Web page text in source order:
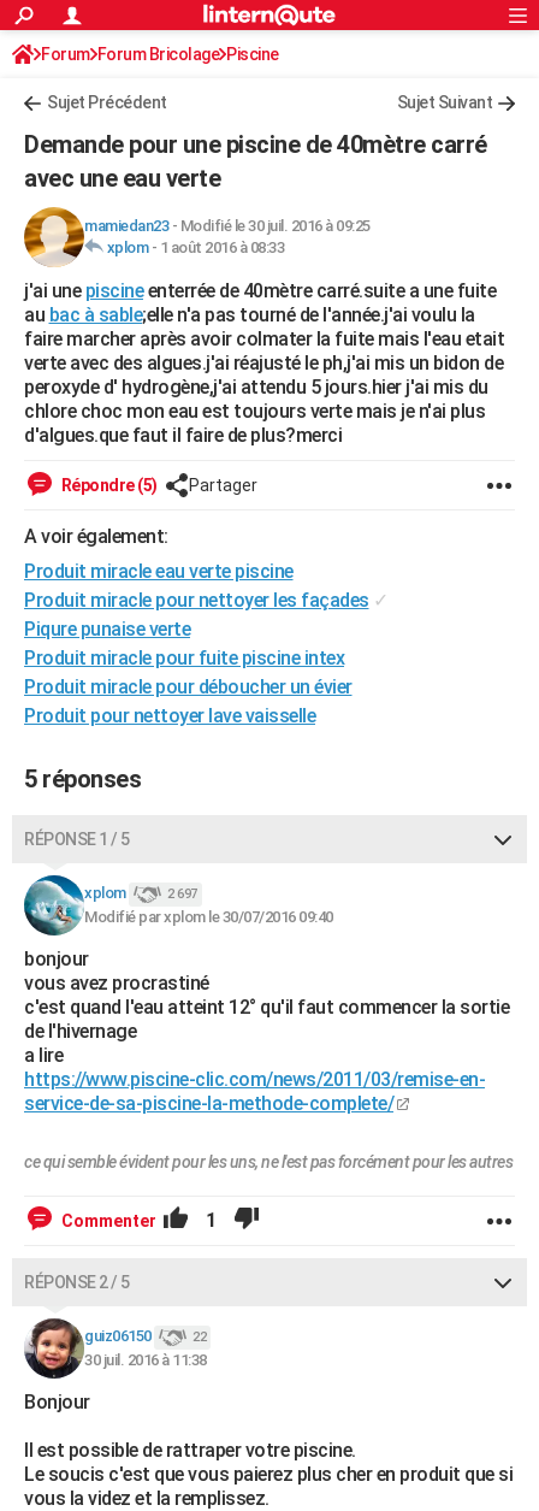
ACTUALITÉS
Politique
Société
Faits Divers
Education
Monde
Villes
+
FINANCE
Retraite
Impôts
Epargne
Immobilier
Risques naturels par ville
Banque
Assurance
Crédit
AUTO
Essais
Réserver un essai
Citadines
Berlines
SUV
Forum auto
HIGH-TECH
Mobiles
Meilleur smartphone
Internet
Ordinateurs
Jeux vidéo
Guide high-tech
+BRICOLAGE
Forum
Aménagement intérieur
Extérieur
Cuisine
Salle de bains
Jardinage
Rangement
WEEK-END
Guides de France
Escapades
Patrimoine
Expositions
Musées
Week-end nature
+LIFESTYLE
SANTE
Destinations
City break
Voyage nature
Voyage de noces
Forum
Climat
+PHOTO
GUIDES D'ACHAT
BONS PLANS
CARTE DE VOEUX
S'inscrire
Se connecter
Lycées
Collèges
Primaires
Universités
Entreprises
Service militaire
Avis de recherche
AVIS DE DÉCÈS
FORUM
Bricolage
Lifestyle
Culture
Sport
Auto
Television
Voyage
Cinema
S'inscrire
Connexion
Forum Forum Bricolage Piscine
Sujet Précédent Sujet Suivant
Demande pour une piscine de 40mètre carré
avec une eau verte
mamiedan23- Modifié le 30 juil. 2016 à 09:25
xplom- 1 août 2016 à 08:33
j'ai une piscineenterrée de 40mètre carré.suite a une fuite
au bac à sable;elle n'a pas tourné de l'année.j'ai voulu la
faire marcher après avoir colmater la fuite mais l'eau etait
verte avec des algues.j'ai réajusté le ph,j'ai mis un bidon de
peroxyde d' hydrogène,j'ai attendu 5 jours.hier j'ai mis du
chlore choc mon eau est toujours verte mais je n'ai plus
d'algues.que faut il faire de plus?merci
Répondre (5) Partager
A voir également:
Produit miracle eau verte piscine
Produit miracle pour nettoyer les façades ✓
Piqure punaise verte
Produit miracle pour fuite piscine intex
Produit miracle pour déboucher un évier
Produit pour nettoyer lave vaisselle
5 réponses
RÉPONSE 1 / 5
xplom 2 697
Modifié par xplom le 30/07/2016 09:40
bonjour
vous avez procrastiné
c'est quand l'eau atteint 12° qu'il faut commencer la sortie
de l'hivernage
a lire
https://www.piscine-clic.com/news/2011/03/remise-en-
service-de-sa-piscine-la-methode-complete/
ce qui semble évident pour les uns, ne l'est pas forcément pour les autres
Commenter 1
RÉPONSE 2 / 5
guiz06150 22
30 juil. 2016 à 11:38
Bonjour
Il est possible de rattraper votre piscine.
Le soucis c'est que vous paierez plus cher en produit que si
vous la videz et la remplissez.